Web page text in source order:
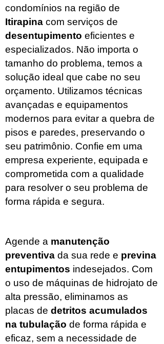
condomínios na região de
Itirapina com serviços de
desentupimento eficientes e
especializados. Não importa o
tamanho do problema, temos a
solução ideal que cabe no seu
orçamento. Utilizamos técnicas
avançadas e equipamentos
modernos para evitar a quebra de
pisos e paredes, preservando o
seu patrimônio. Confie em uma
empresa experiente, equipada e
comprometida com a qualidade
para resolver o seu problema de
forma rápida e segura.
Agende a manutenção
preventiva da sua rede e previna
entupimentos indesejados. Com
o uso de máquinas de hidrojato de
alta pressão, eliminamos as
placas de detritos acumulados
na tubulação de forma rápida e
eficaz, sem a necessidade de